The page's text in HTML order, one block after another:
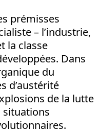
prémisses
– l’industrie,
la classe
Dans
du
d’austérité
de la lutte
situations